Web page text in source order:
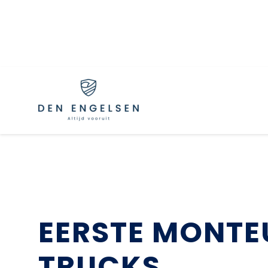
Terug naar vacatureoverzicht
EERSTE